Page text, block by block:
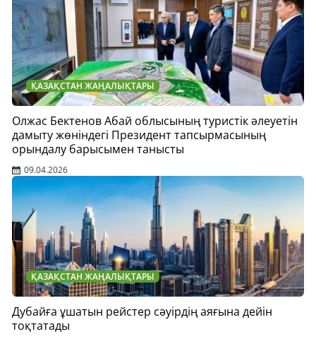
ҚАЗАҚСТАН ЖАҢАЛЫҚТАРЫ
Олжас Бектенов Абай облысының туристік әлеуетін
дамыту жөніндегі Президент тапсырмасының
орындалу барысымен танысты
09.04.2026
ҚАЗАҚСТАН ЖАҢАЛЫҚТАРЫ
Дубайға ұшатын рейстер сәуірдің аяғына дейін
тоқтатады